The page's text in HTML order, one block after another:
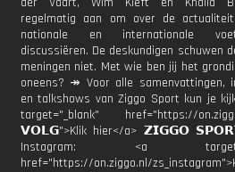
regelmatig aan om over de
nationale en internationale
discussiëren. De deskundigen schuwen
meningen niet. Met wie ben jij het
oneens? ↠ Voor alle samenvattingen,
en talkshows van Ziggo Sport kun je
target="_blank" href="https://
𝗩𝗢𝗟𝗚">Klik hier</a> 𝗭𝗜𝗚𝗚𝗢
Instagram: <a
href="https://on.ziggo.nl/